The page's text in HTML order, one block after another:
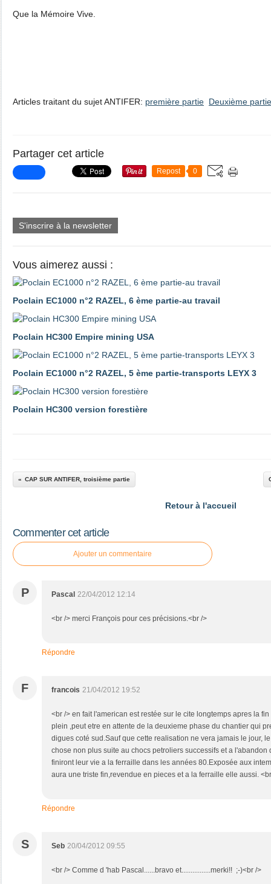
Que la Mémoire Vive.
Articles traitant du sujet ANTIFER: première partie Deuxième partie
Partager cet article
Repost 0
S'inscrire à la newsletter
Vous aimerez aussi :
Poclain EC1000 n°2 RAZEL, 6 ème partie-au travail
Poclain HC300 Empire mining USA
Poclain EC1000 n°2 RAZEL, 5 ème partie-transports LEYX 3
Poclain HC300 version forestière
CAP SUR ANTIFER, troisième partie
Retour à l'accueil
Commenter cet article
Ajouter un commentaire
P Pascal 22/04/2012 12:14
<br /> merci François pour ces précisions.<br />
Répondre
F francois 21/04/2012 19:52
<br /> en fait l'american est restée sur le cite longtemps apres la
plein ,peut etre en attente de la deuxieme phase du chantier qui
digues coté sud.Sauf que cette realisation ne vera jamais le jour,
chose non plus suite au chocs petroliers successifs et a l'abandon
finiront leur vie a la ferraille dans les années 80.Exposée aux
aura une triste fin,revendue en pieces et a la ferraille elle aussi.
Répondre
S Seb 20/04/2012 09:55
<br /> Comme d 'hab Pascal......bravo et................merki!! ;-)<br />